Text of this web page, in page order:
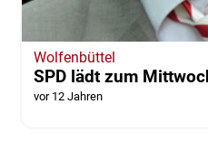
Wolfenbüttel
SPD lädt zum
vor 12 Jahren